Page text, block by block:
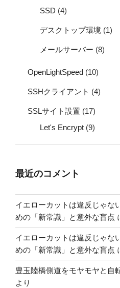
SSD (4)
デスクトップ環境 (1)
メールサーバー (8)
OpenLightSpeed (10)
SSHクライアント (4)
SSLサイト設置 (17)
Let's Encrypt (9)
最近のコメント
イエローカットは違反じゃな
めの「新常識」と意外な盲点
イエローカットは違反じゃな
めの「新常識」と意外な盲点
豊玉陸橋側道をモヤモヤと自
より